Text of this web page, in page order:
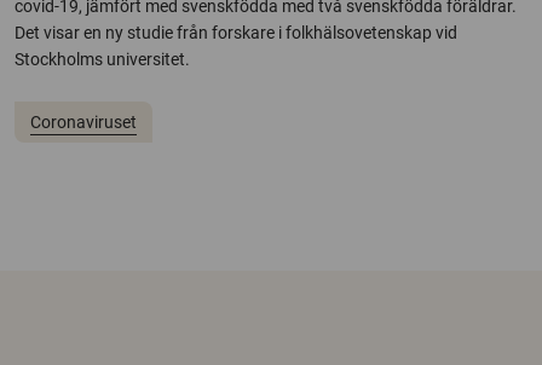
covid-19, jämfört med svenskfödda med två svenskfödda föräldrar.
Det visar en ny studie från forskare i folkhälsovetenskap vid
Stockholms universitet.
Coronaviruset